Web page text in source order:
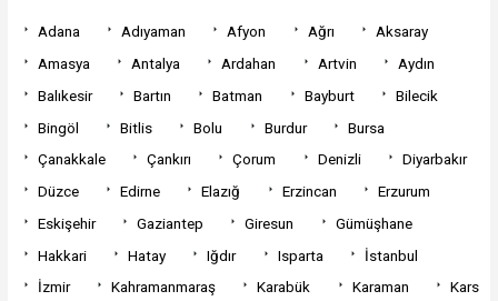
Adana Adıyaman Afyon Ağrı
Aksaray
Amasya
Antalya Ardahan Artvin
Aydın
Balıkesir
Bartın Batman Bayburt
Bilecik
Bingöl
Bitlis Bolu Burdur
Bursa
Çanakkale
Çankırı Çorum Denizli
Diyarbakır
Düzce
Edirne Elazığ Erzincan
Erzurum
Eskişehir
Gaziantep Giresun
Gümüşhane
Hakkari
Hatay Iğdır Isparta
İstanbul
İzmir
Kahramanmaraş Karabük Karaman
Kars